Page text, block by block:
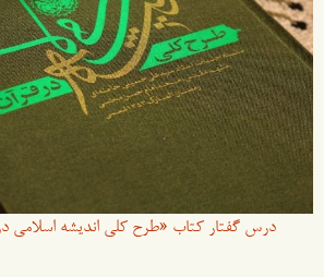
درس گفتار کتاب «طرح کلی اندیشه اسلامی